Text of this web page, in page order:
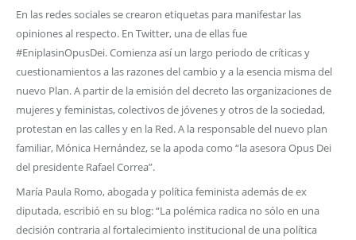
En las redes sociales se crearon etiquetas para manifestar las
opiniones al respecto. En Twitter, una de ellas fue
#EniplasinOpusDei. Comienza así un largo periodo de críticas y
cuestionamientos a las razones del cambio y a la esencia misma del
nuevo Plan. A partir de la emisión del decreto las organizaciones de
mujeres y feministas, colectivos de jóvenes y otros de la sociedad,
protestan en las calles y en la Red. A la responsable del nuevo plan
familiar, Mónica Hernández, se la apoda como “la asesora Opus Dei
del presidente Rafael Correa”.
María Paula Romo, abogada y política feminista además de ex
diputada, escribió en su blog: “La polémica radica no sólo en una
decisión contraria al fortalecimiento institucional de una política